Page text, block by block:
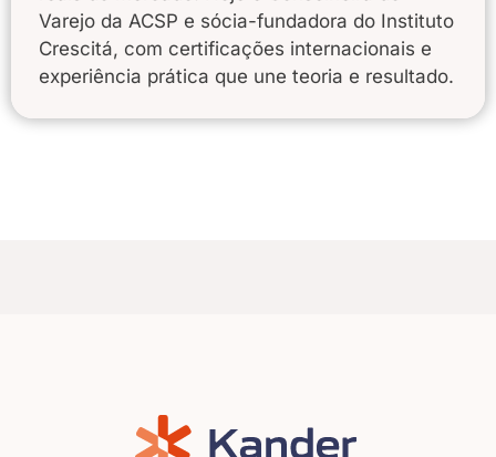
Varejo da ACSP e sócia-fundadora do Instituto
Crescitá, com certificações internacionais e
experiência prática que une teoria e resultado.